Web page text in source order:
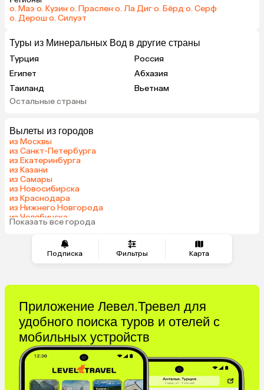
Подписка Фильтры Карта
о. Маэ·о. Кузин·о. Праслен·о. Ла Диг·о. Бёрд·о. Серф·
о. Дерош·о. Силуэт
Туры из Минеральных Вод в другие страны
Турция
Россия
Египет
Абхазия
Таиланд
Вьетнам
ОАЭ
Беларусь
Шри-Ланка
Азербайджан
Катар
Оман
Саудовская Аравия
Таджикистан
Остальные страны
Вылеты из городов
из Москвы
из Санкт-Петербурга
из Екатеринбурга
из Казани
из Самары
из Новосибирска
из Краснодара
из Нижнего Новгорода
из Челябинска
из Тюмени
Показать все города
Приложение Левел.Тревел для
удобного поиска туров и отелей с
мобильных устройств